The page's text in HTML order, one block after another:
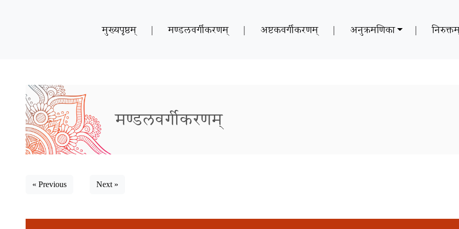
मुख्यपृष्ठम् | मण्डलवर्गीकरणम् | अष्टकवर्गीकरणम् | अनुक्रमणिका |
मण्डलवर्गीकरणम्
« Previous Next »